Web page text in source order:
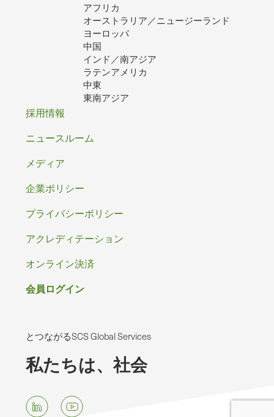
アフリカ
オーストラリア／ニュージーランド
ヨーロッパ
中国
インド／南アジア
ラテンアメリカ
中東
東南アジア
フ
ッ
タ
ー
採用情報
ニュースルーム
メディア
企業ポリシー
プライバシーポリシー
アクレディテーション
オンライン決済
会員ログイン
とつながるSCS Global Services
私たちは、社会